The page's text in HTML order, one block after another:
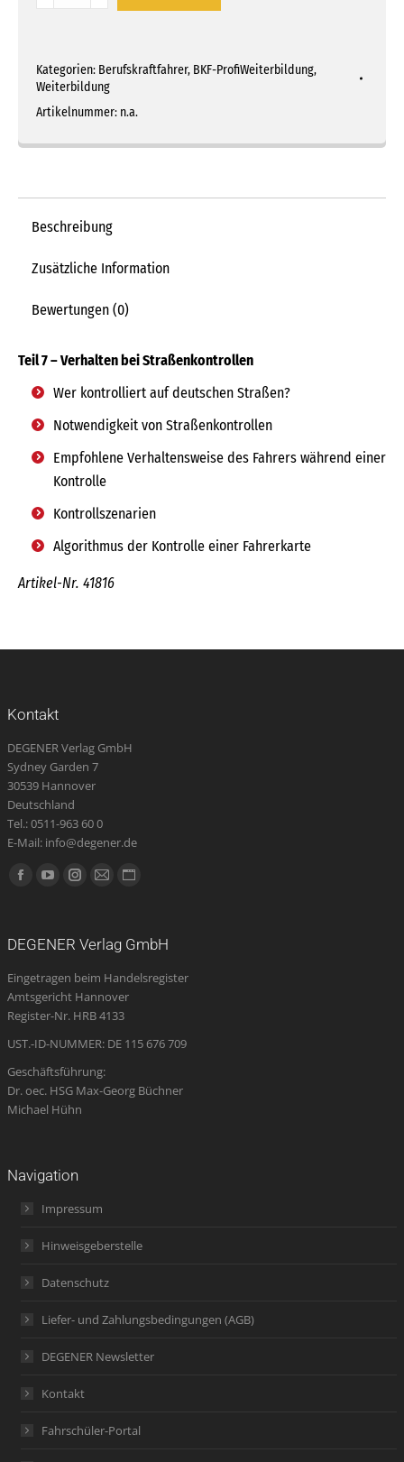
-
Verhalten
bei
Straßenkontrollen
Kategorien: Berufskraftfahrer, BKF-ProfiWeiterbildung,
Weiterbildung
Artikelnummer: n.a.
Beschreibung
Zusätzliche Information
Bewertungen (0)
Teil 7 – Verhalten bei Straßenkontrollen
Wer kontrolliert auf deutschen Straßen?
Notwendigkeit von Straßenkontrollen
Empfohlene Verhaltensweise des Fahrers während einer
Kontrolle
Kontrollszenarien
Algorithmus der Kontrolle einer Fahrerkarte
Artikel-Nr. 41816
Kontakt
DEGENER Verlag GmbH
Sydney Garden 7
30539 Hannover
Deutschland
Tel.: 0511-963 60 0
E-Mail: info@degener.de
Finden Sie uns auf:
Facebook
new
window
YouTube
new
window
Instagram
new
window
E-
opens
in
new
Website
new
DEGENER Verlag GmbH
Eingetragen beim Handelsregister
Amtsgericht Hannover
Register-Nr. HRB 4133
UST.-ID-NUMMER: DE 115 676 709
Geschäftsführung:
Dr. oec. HSG Max-Georg Büchner
Michael Hühn
Navigation
Impressum
Hinweisgeberstelle
Datenschutz
Liefer- und Zahlungsbedingungen (AGB)
DEGENER Newsletter
Kontakt
Fahrschüler-Portal